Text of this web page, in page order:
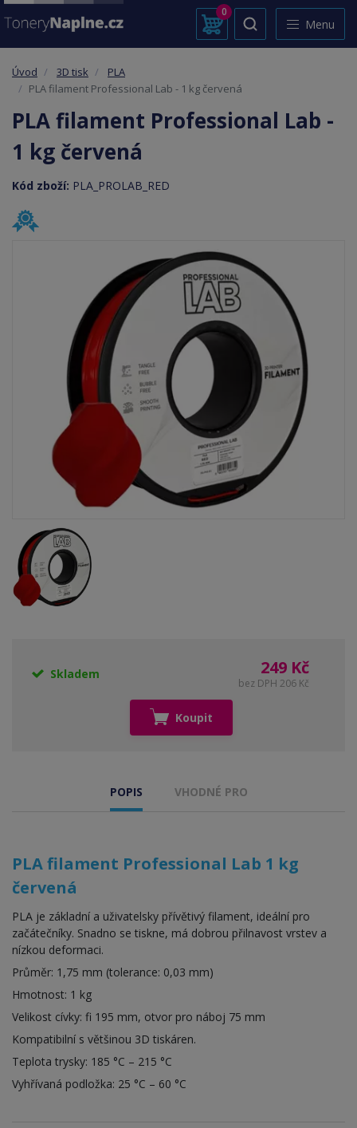
0
Menu
Úvod 3D tisk
PLA
PLA filament Professional Lab - 1 kg červená
PLA filament Professional Lab -
1 kg červená
Kód zboží: PLA_PROLAB_RED
Skladem 249 Kč
bez DPH 206 Kč
Koupit
POPIS VHODNÉ PRO
PLA filament Professional Lab 1 kg
červená
PLA je základní a uživatelsky přívětivý filament, ideální pro
začátečníky. Snadno se tiskne, má dobrou přilnavost vrstev a
nízkou deformaci.
Průměr: 1,75 mm (tolerance: 0,03 mm)
Hmotnost: 1 kg
Velikost cívky: fi 195 mm, otvor pro náboj 75 mm
Kompatibilní s většinou 3D tiskáren.
Teplota trysky: 185 °C – 215 °C
Vyhřívaná podložka: 25 °C – 60 °C